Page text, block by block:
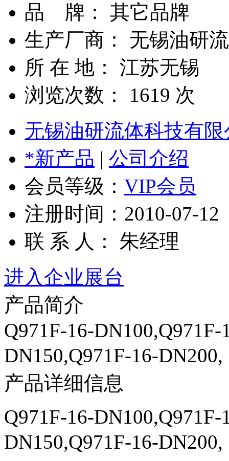
品 牌： 其它品牌
生产厂商： 无锡油研
所 在 地： 江苏无锡
浏览次数： 1619 次
无锡油研流体科技有限
*新产品 | 公司介绍
会员等级： VIP会员
注册时间：2010-07-12
联 系 人： 朱经理
进入企业展台
产品简介
Q971F-16-
DN150,Q971F-16-
产品详细信息
Q971F-16-
DN150,Q971F-16-DN200,